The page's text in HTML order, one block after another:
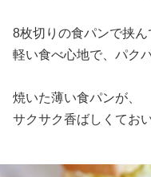
8枚切りの食パンで挟ん
軽い食べ心地で、パク
焼いた薄い食パンが、
サクサク香ばしくてお